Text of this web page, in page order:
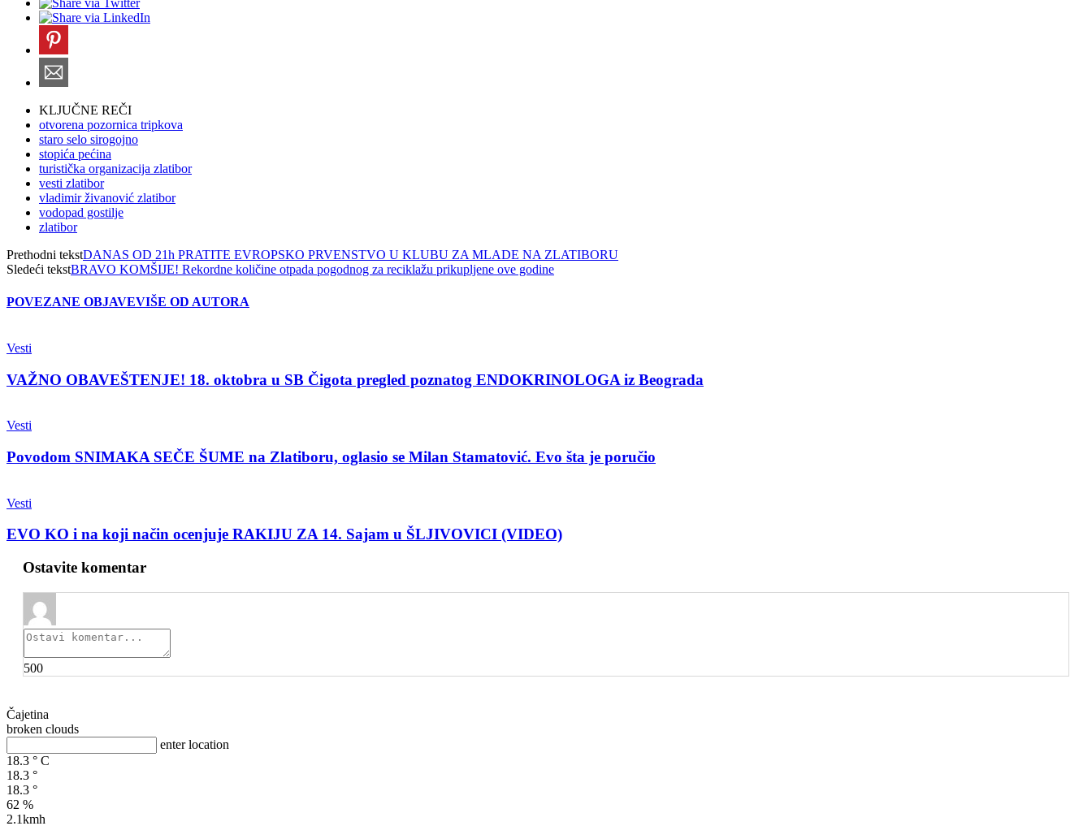
KLJUČNE REČI
otvorena pozornica tripkova
staro selo sirogojno
stopića pećina
turistička organizacija zlatibor
vesti zlatibor
vladimir živanović zlatibor
vodopad gostilje
zlatibor
Prethodni tekstDANAS OD 21h PRATITE EVROPSKO PRVENSTVO U KLUBU ZA MLADE NA ZLATIBORU
Sledeći tekstBRAVO KOMŠIJE! Rekordne količine otpada pogodnog za reciklažu prikupljene ove godine
POVEZANE OBJAVEVIŠE OD AUTORA
Vesti
VAŽNO OBAVEŠTENJE! 18. oktobra u SB Čigota pregled poznatog ENDOKRINOLOGA iz Beograda
Vesti
Povodom SNIMAKA SEČE ŠUME na Zlatiboru, oglasio se Milan Stamatović. Evo šta je poručio
Vesti
EVO KO i na koji način ocenjuje RAKIJU ZA 14. Sajam u ŠLJIVOVICI (VIDEO)
Ostavite komentar
500
Čajetina
broken clouds
enter location
18.3 ° C
18.3 °
18.3 °
62 %
2.1kmh